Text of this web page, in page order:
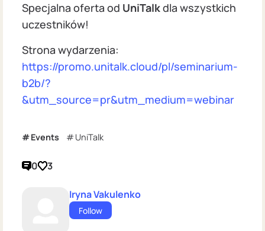
Specjalna oferta od UniTalkdla wszystkich
uczestników!
Strona wydarzenia:
https://promo.unitalk.cloud/pl/seminarium-
b2b/?
&utm_source=pr&utm_medium=webinar
Events UniTalk
0 3
Iryna Vakulenko
Follow